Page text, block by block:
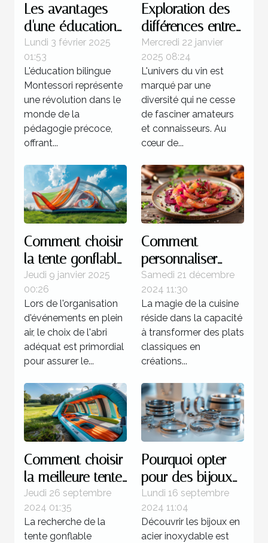
Les avantages
d'une éducation
bilingue
Montessori dès la
petite enfance
Lundi 3 février 2025
01:53
L'éducation bilingue
Montessori représente
une révolution dans le
monde de la
pédagogie précoce,
offrant...
Exploration des
différences entre
les vins de la rive
gauche et de la
rive droite
Mercredi 22 janvier
2025 08:24
L'univers du vin est
marqué par une
diversité qui ne cesse
de fasciner amateurs
et connaisseurs. Au
cœur de...
Comment choisir
la tente gonflable
idéale pour vos
événements
Jeudi 9 janvier 2025
00:26
Lors de l'organisation
d'événements en plein
air, le choix de l'abri
adéquat est primordial
pour assurer le...
Comment
personnaliser
votre gravlax à la
betterave avec
des épices
locales
Samedi 21 décembre
2024 11:30
La magie de la cuisine
réside dans la capacité
à transformer des plats
classiques en
créations...
Comment choisir
la meilleure tente
gonflable pour
votre prochain
événement
Jeudi 26 septembre
2024 01:35
La recherche de la
tente gonflable
Pourquoi opter
pour des bijoux
en acier
inoxydable ?
Lundi 16 septembre
2024 11:04
Découvrir les bijoux en
acier inoxydable est